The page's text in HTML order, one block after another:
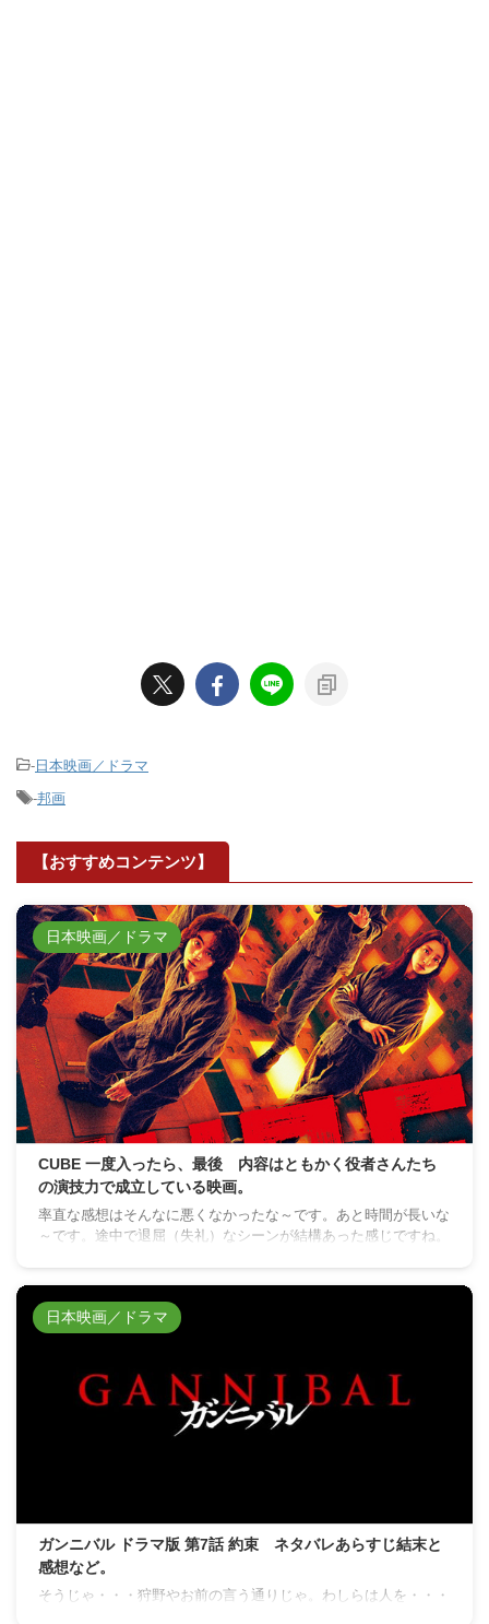
- 日本映画／ドラマ
-邦画
【おすすめコンテンツ】
日本映画／ドラマ
CUBE 一度入ったら、最後 内容はともかく役者さんたち
の演技力で成立している映画。
率直な感想はそんなに悪くなかったな～です。あと時間が長いな
～です。途中で退屈（失礼）なシーンが結構あった感じですね。
日本映画／ドラマ
ガンニバル ドラマ版 第7話 約束 ネタバレあらすじ結末と
感想など。
そうじゃ・・・狩野やお前の言う通りじゃ。わしらは人を・・・